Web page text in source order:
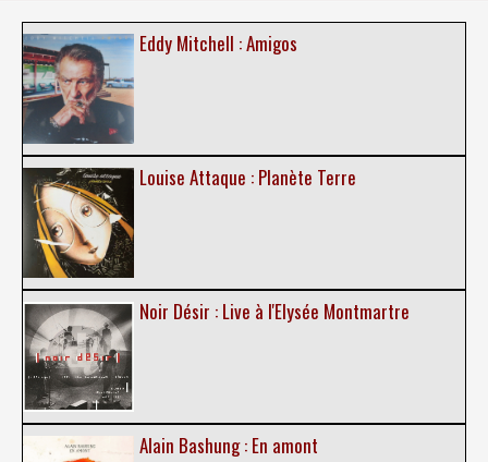
Eddy Mitchell : Amigos
Louise Attaque : Planète Terre
Noir Désir : Live à l'Elysée Montmartre
Alain Bashung : En amont